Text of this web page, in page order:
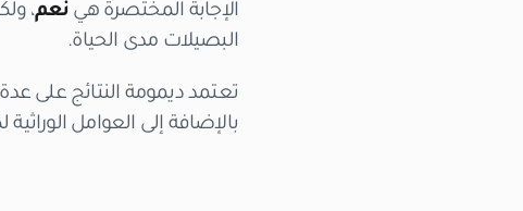
الإجابة المختصرة هي نعم،
البصيلات مدى الحياة.
تعتمد ديمومة النتائج على
بالإضافة إلى العوامل